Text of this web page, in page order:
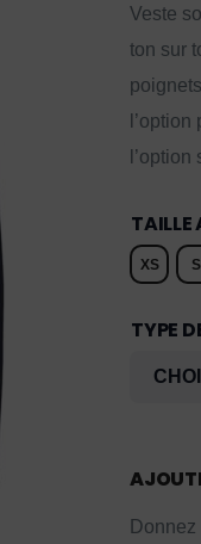
Veste
ton sur
TAILLE
XS S
TYPE